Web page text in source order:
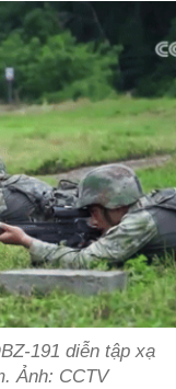
191 diễn tập xạ
Ảnh: CCTV